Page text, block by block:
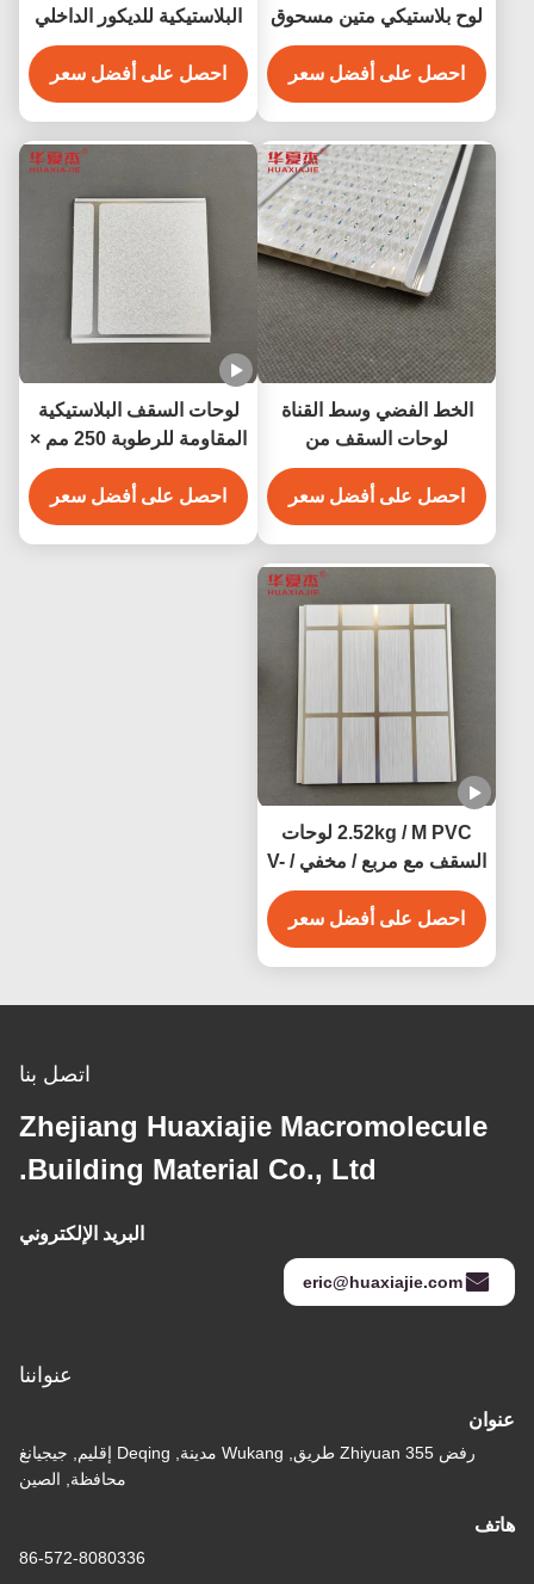
لوح بلاستيكي متين مسحوق
PVC لوحة حائط للديكور
الداخلي للجدران 250*5
الحجم
احصل على أفضل سعر
البلاستيكية للديكور الداخلي
لوحة الجدار البلاستيكية
احصل على أفضل سعر
الخط الفضي وسط القناة
لوحات السقف من
البروتوكول الفولاذي
احصل على أفضل سعر
لوحات السقف البلاستيكية
المقاومة للرطوبة 250 مم ×
8 مم
احصل على أفضل سعر
2.52kg / M PVC لوحات
السقف مع مربع / مخفي / V-
Groove Edge مقاومة
الرطوبة
احصل على أفضل سعر
اتصل بنا
Zhejiang Huaxiajie Macromolecule
Building Material Co., Ltd.
البريد الإلكتروني
eric@huaxiajie.com
عنواننا
عنوان
رفض 355 Zhiyuan طريق, Wukang مدينة, Deqing إقليم, جيجيانغ
محافظة, الصين
هاتف
86-572-8080336